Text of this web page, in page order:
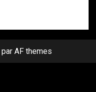
par AF themes